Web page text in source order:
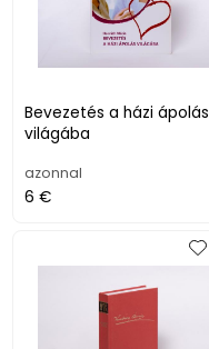
Bevezetés a házi ápolás
világába
azonnal
6 €